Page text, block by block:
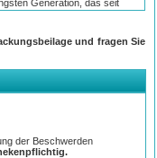
Generation, das seit
wie
und fragen Sie
der Beschwerden